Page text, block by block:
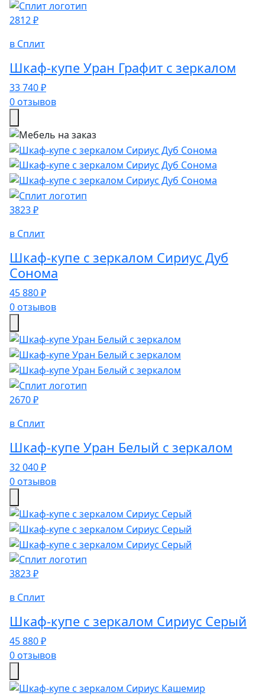
2812 ₽
в Сплит
Шкаф-купе Уран Графит с зеркалом
33 740 ₽
0 отзывов
3823 ₽
в Сплит
Шкаф-купе с зеркалом Сириус Дуб
Сонома
45 880 ₽
0 отзывов
2670 ₽
в Сплит
Шкаф-купе Уран Белый с зеркалом
32 040 ₽
0 отзывов
3823 ₽
в Сплит
Шкаф-купе с зеркалом Сириус Серый
45 880 ₽
0 отзывов